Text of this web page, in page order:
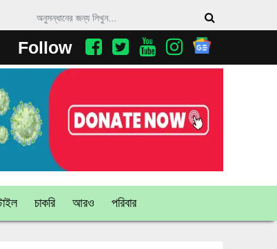
Follow
চাকরি আরও পরিবার